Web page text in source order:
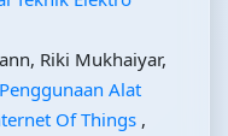
Riki Mukhaiyar,
Alat
Of Things ,